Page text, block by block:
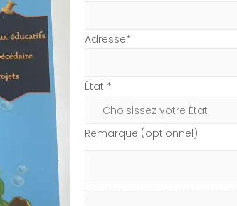
Adresse*
État *
Remarque (optionnel)